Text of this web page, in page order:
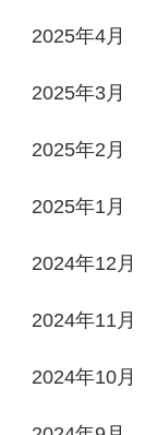
2025年4月
2025年3月
2025年2月
2025年1月
2024年12月
2024年11月
2024年10月